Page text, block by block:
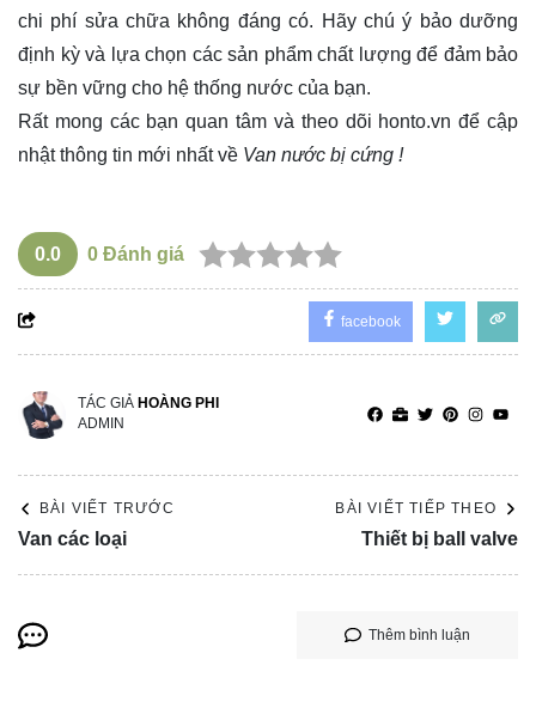
chi phí sửa chữa không đáng có. Hãy chú ý bảo dưỡng
định kỳ và lựa chọn các sản phẩm chất lượng để đảm bảo
sự bền vững cho hệ thống nước của bạn.
Rất mong các bạn quan tâm và theo dõi honto.vn để cập
nhật thông tin mới nhất về Van nước bị cứng !
0.0 0 Đánh giá
facebook
TÁC GIẢ HOÀNG PHI
ADMIN
BÀI VIẾT TRƯỚC
Van các loại
BÀI VIẾT TIẾP THEO
Thiết bị ball valve
Thêm bình luận